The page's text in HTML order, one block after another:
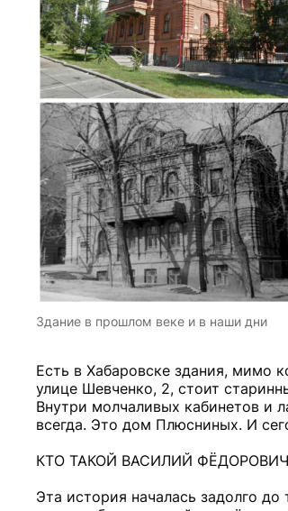
Здание в прошлом веке и в наши дни
Есть в Хабаровске здания, мимо
улице Шевченко, 2, стоит
Внутри молчаливых кабинетов и
всегда. Это дом Плюсниных. И
КТО ТАКОЙ ВАСИЛИЙ
Эта история началась задолго